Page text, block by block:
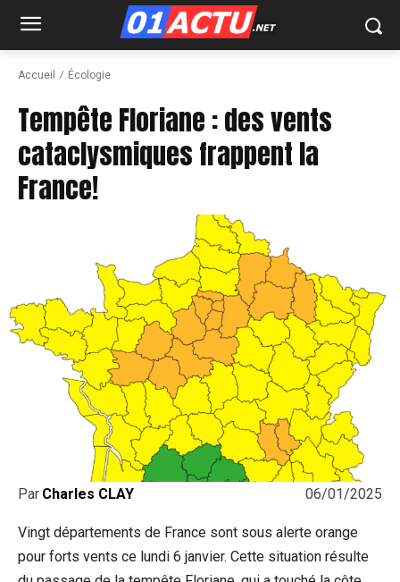
Accueil Écologie
Tempête Floriane : des vents
cataclysmiques frappent la
France!
06/01/2025
Par Charles CLAY
Vingt départements de France sont sous alerte orange
pour forts vents ce lundi 6 janvier. Cette situation résulte